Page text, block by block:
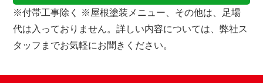
※付帯工事除く ※屋根塗装メニュー、その他は、足場
代は入っておりません。詳しい内容については、弊社ス
タッフまでお気軽にお聞きください。